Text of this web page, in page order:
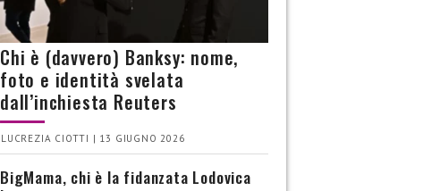
Chi è (davvero) Banksy: nome,
foto e identità svelata
dall’inchiesta Reuters
LUCREZIA CIOTTI | 13 GIUGNO 2026
BigMama, chi è la fidanzata Lodovica